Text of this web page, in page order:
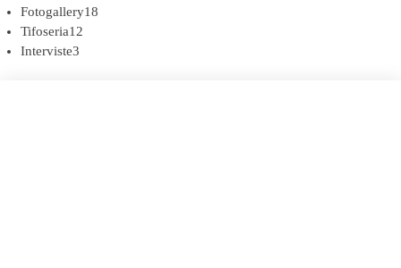
Fotogallery18
Tifoseria12
Interviste3